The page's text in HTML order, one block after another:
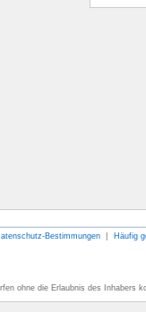
Bestimmungen | Häufig
ohne die Erlaubnis des Inhabers